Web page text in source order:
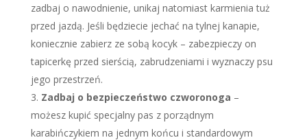
zadbaj o nawodnienie, unikaj natomiast karmienia tuż
przed jazdą. Jeśli będziecie jechać na tylnej kanapie,
koniecznie zabierz ze sobą kocyk – zabezpieczy on
tapicerkę przed sierścią, zabrudzeniami i wyznaczy psu
jego przestrzeń.
Zadbaj o bezpieczeństwo czworonoga –
możesz kupić specjalny pas z porządnym
karabińczykiem na jednym końcu i standardowym